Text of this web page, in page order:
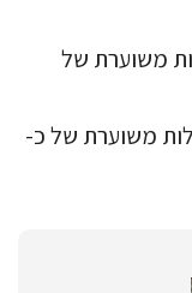
משוערת של
משוערת של כ-